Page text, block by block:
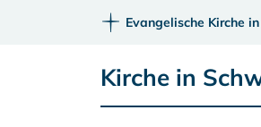
Evangelische Kirche
Kirche in